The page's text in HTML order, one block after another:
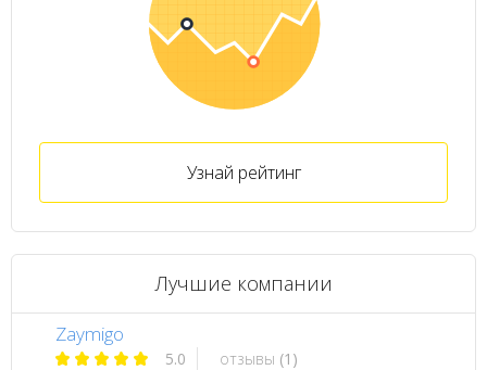
Узнай рейтинг
Лучшие компании
Zaymigo
5.0 отзывы (1)